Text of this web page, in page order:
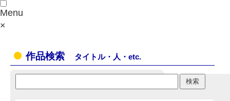
Menu
×
作品検索 タイトル・人・etc.